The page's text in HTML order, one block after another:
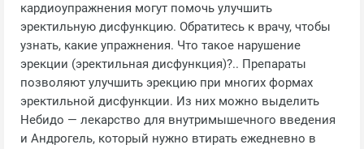
кардиоупражнения могут помочь улучшить
эректильную дисфункцию. Обратитесь к врачу, чтобы
узнать, какие упражнения. Что такое нарушение
эрекции (эректильная дисфункция)?.. Препараты
позволяют улучшить эрекцию при многих формах
эректильной дисфункции. Из них можно выделить
Небидо — лекарство для внутримышечного введения
и Андрогель, который нужно втирать ежедневно в